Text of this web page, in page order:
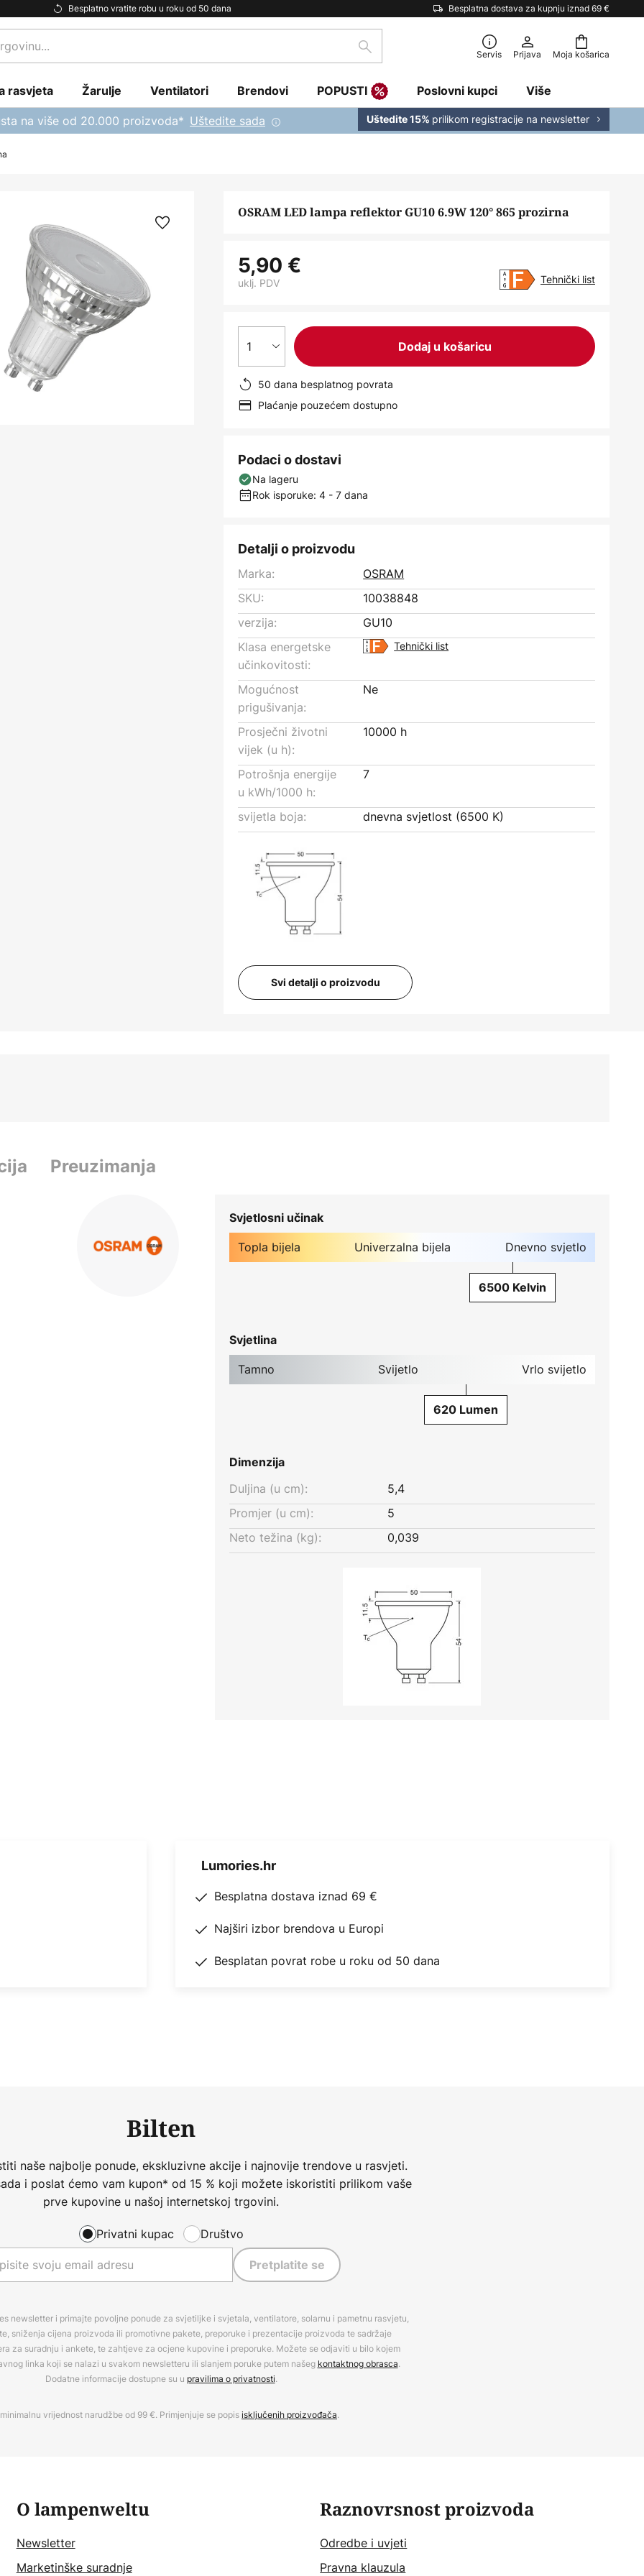
Besplatno vratite robu u roku od 50 dana Besplatna dostava za kupnju iznad 69 €
Moja košarica
traži Servis Prijava
rasvjeta Žarulje Ventilatori Brendovi POPUSTI Poslovni kupci Više
na više od 20.000 proizvoda* Uštedite sada Uštedite 15% prilikom registracije na newsletter
OSRAM LED lampa reflektor GU10 6.9W 120° 865 prozirna
5,90 €
uklj. PDV Tehnički list
1 Dodaj u košaricu
50 dana besplatnog povrata
Plaćanje pouzećem dostupno
Podaci o dostavi
Na lageru
Rok isporuke: 4 - 7 dana
Detalji o proizvodu
Marka:
OSRAM
SKU:
10038848
verzija:
GU10
Klasa energetske
učinkovitosti:
Tehnički list
Mogućnost
prigušivanja:
Ne
Prosječni životni
vijek (u h):
10000 h
Potrošnja energije
u kWh/1000 h:
7
svijetla boja: dnevna svjetlost (6500 K)
Svi detalji o proizvodu
Preuzimanja
Svjetlosni učinak
Topla bijela Univerzalna bijela Dnevno svjetlo
6500 Kelvin
Svjetlina
Tamno Svijetlo Vrlo svijetlo
620 Lumen
Dimenzija
Duljina (u cm):
5,4
Promjer (u cm):
5
Neto težina (kg):
0,039
Lumories.hr
Besplatna dostava iznad 69 €
Najširi izbor brendova u Europi
Besplatan povrat robe u roku od 50 dana
Bilten
naše najbolje ponude, ekskluzivne akcije i najnovije trendove u rasvjeti.
i poslat ćemo vam kupon* od 15 % koji možete iskoristiti prilikom vaše
prve kupovine u našoj internetskoj trgovini.
Privatni kupac Društvo
Pretplatite se
newsletter i primajte povoljne ponude za svjetiljke i svjetala, ventilatore, solarnu i pametnu rasvjetu,
sniženja cijena proizvoda ili promotivne pakete, preporuke i prezentacije proizvoda te sadržaje
za suradnju i ankete, te zahtjeve za ocjene kupovine i preporuke. Možete se odjaviti u bilo kojem
linka koji se nalazi u svakom newsletteru ili slanjem poruke putem našeg kontaktnog obrasca.
Dodatne informacije dostupne su u pravilima o privatnosti.
vrijednost narudžbe od 99 €. Primjenjuje se popisisključenih proizvođača.
O lampenweltu
Newsletter
Marketinške suradnje
Raznovrsnost proizvoda
Odredbe i uvjeti
Pravna klauzula